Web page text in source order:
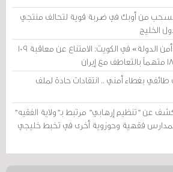
تنسحب من أوبك في ضربة قوية لتحالف منتجي
الخليج
محكمة «أمن الدولة» في الكويت: الامتناع عن معاقبة 109
بغطاء أمني .. انتقادات حادة لملف
عن "تنظيم إرهابي" مرتبط بـ"ولاية الفقيه"
فقهية وحوزوية أخرى في تخبط خليجي